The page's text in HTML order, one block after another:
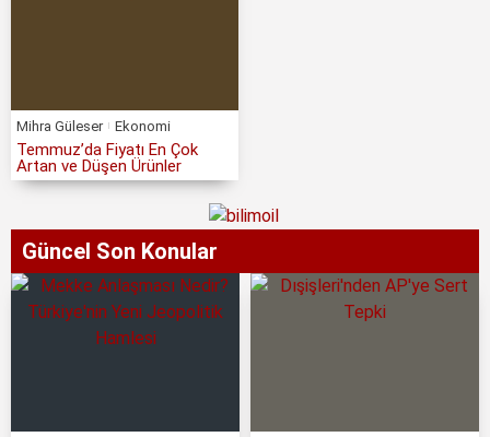
Mihra Güleser Ekonomi
Temmuz’da Fiyatı En Çok
Artan ve Düşen Ürünler
Güncel Son Konular